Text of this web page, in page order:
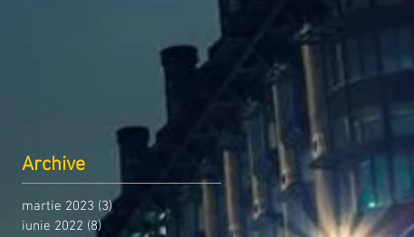
Archive
martie 2023 (3)3 postări
iunie 2022 (8)8 postări